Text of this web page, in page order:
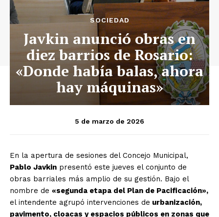
SOCIEDAD
Javkin anunció obras en
diez barrios de Rosario:
«Donde había balas, ahora
hay máquinas»
5 de marzo de 2026
En la apertura de sesiones del Concejo Municipal,
Pablo Javkin presentó este jueves el conjunto de
obras barriales más amplio de su gestión. Bajo el
nombre de «segunda etapa del Plan de Pacificación»,
el intendente agrupó intervenciones de urbanización,
pavimento, cloacas y espacios públicos en zonas que